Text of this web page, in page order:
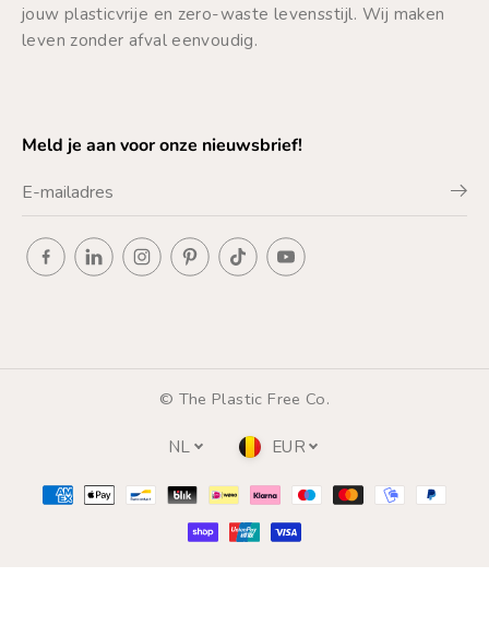
jouw plasticvrije en zero-waste levensstijl. Wij maken
leven zonder afval eenvoudig.
Meld je aan voor onze nieuwsbrief!
© The Plastic Free Co.
NL EUR